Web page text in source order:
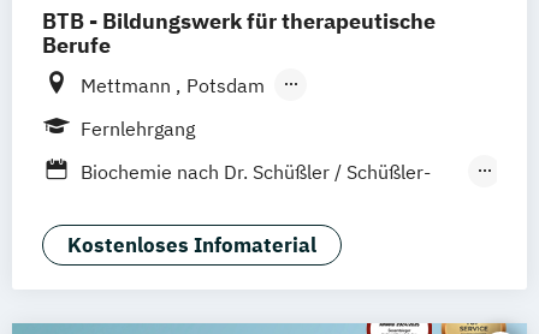
BTB - Bildungswerk für therapeutische
Berufe
Mettmann
Potsdam
Remscheid (Hauptsitz)
Leichlingen Frankfurt am Main
Augsburg Horstmar
Neustadt an der Weinstraße
Nürnberg Bochum München Bremen
Bingen
Fernlehrgang
Biochemie nach Dr. Schüßler / Schüßler-
Coach für Kinderentspannung
Fachkraft für Osteoporose-Prophylaxe
Kostenloses Infomaterial